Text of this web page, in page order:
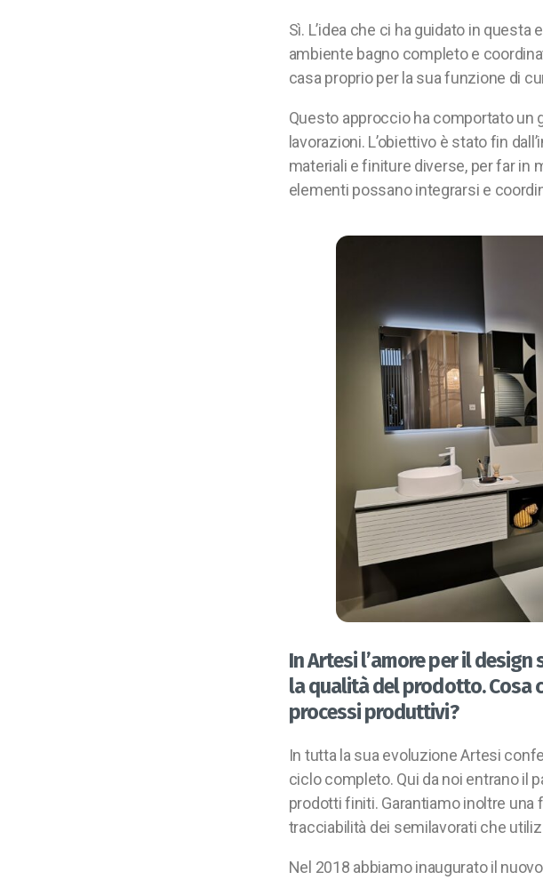
Sì. L’idea che ci ha guidato in
ambiente bagno completo e
casa proprio per la sua funzione di
Questo approccio ha comportato un
lavorazioni. L’obiettivo è stato fin
materiali e finiture diverse, per far in
elementi possano integrarsi e
In Artesi l’amore per il
la qualità del prodotto. Cosa
processi produttivi?
In tutta la sua evoluzione Artesi
ciclo completo. Qui da noi entrano il
prodotti finiti. Garantiamo inoltre una
tracciabilità dei semilavorati che
Nel 2018 abbiamo inaugurato il